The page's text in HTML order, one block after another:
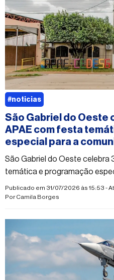
São Gabriel do Oeste
APAE com festa
especial para a
São Gabriel do Oeste celebra
temática e programação
Publicado em 31/07/2026 às 15:53 -
PorCamila Borges
#noticias